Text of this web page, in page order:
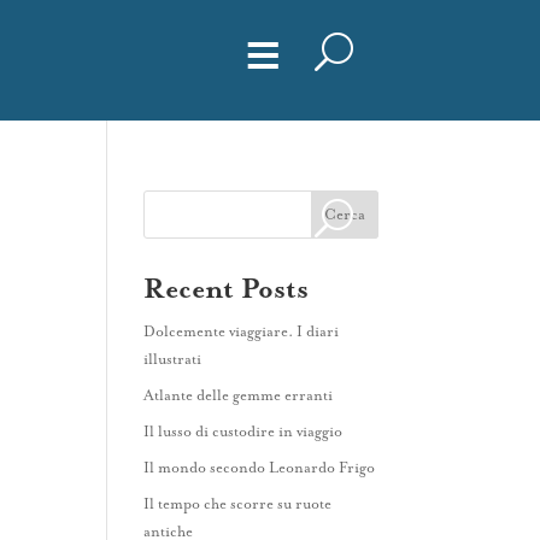
≡
Cerca
Recent Posts
Dolcemente viaggiare. I diari
illustrati
Atlante delle gemme erranti
Il lusso di custodire in viaggio
Il mondo secondo Leonardo Frigo
Il tempo che scorre su ruote
antiche